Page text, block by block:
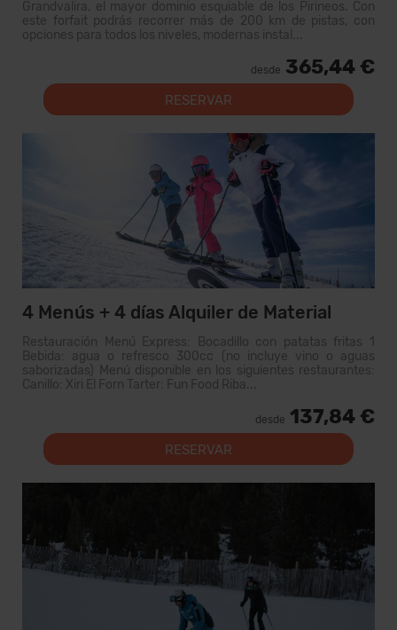
Grandvalira, el mayor dominio esquiable de los Pirineos. Con
este forfait podrás recorrer más de 200 km de pistas, con
opciones para todos los niveles, modernas instal...
desde 365,44 €
RESERVAR
4 Menús + 4 días Alquiler de Material
Restauración Menú Express: Bocadillo con patatas fritas 1
Bebida: agua o refresco 300cc (no incluye vino o aguas
saborizadas) Menú disponible en los siguientes restaurantes:
Canillo: Xiri El Forn Tarter: Fun Food Riba...
desde 137,84 €
RESERVAR